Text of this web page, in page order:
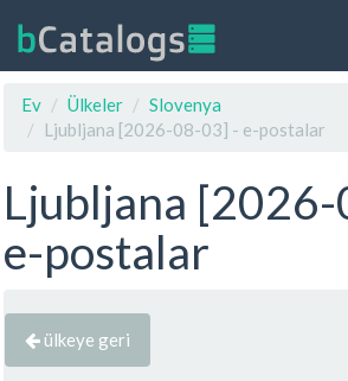
Ev
Ülkeler
Slovenya
Ljubljana [2026-08-03] - e-postalar
Ljubljana
e-postalar
ülkeye geri